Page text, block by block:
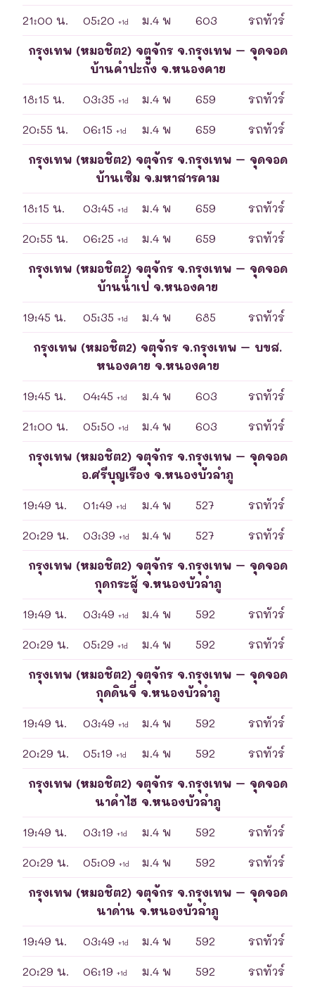
21:00 น. 05:20 +1d ม.4 พ 603 รถทัวร์
กรุงเทพ (หมอชิต2) จตุจักร จ.กรุงเทพ – จุดจอด
บ้านคำปะกั้ง จ.หนองคาย
18:15 น. 03:35 +1d ม.4 พ 659 รถทัวร์
20:55 น. 06:15 +1d ม.4 พ 659 รถทัวร์
กรุงเทพ (หมอชิต2) จตุจักร จ.กรุงเทพ – จุดจอด
บ้านเซิม จ.มหาสารคาม
18:15 น. 03:45 +1d ม.4 พ 659 รถทัวร์
20:55 น. 06:25 +1d ม.4 พ 659 รถทัวร์
กรุงเทพ (หมอชิต2) จตุจักร จ.กรุงเทพ – จุดจอด
บ้านน้ำเป จ.หนองคาย
19:45 น. 05:35 +1d ม.4 พ 685 รถทัวร์
กรุงเทพ (หมอชิต2) จตุจักร จ.กรุงเทพ – บขส.
หนองคาย จ.หนองคาย
19:45 น. 04:45 +1d ม.4 พ 603 รถทัวร์
21:00 น. 05:50 +1d ม.4 พ 603 รถทัวร์
กรุงเทพ (หมอชิต2) จตุจักร จ.กรุงเทพ – จุดจอด
อ.ศรีบุญเรือง จ.หนองบัวลำภู
19:49 น. 01:49 +1d ม.4 พ 527 รถทัวร์
20:29 น. 03:39 +1d ม.4 พ 527 รถทัวร์
กรุงเทพ (หมอชิต2) จตุจักร จ.กรุงเทพ – จุดจอด
กุดกระสู้ จ.หนองบัวลำภู
19:49 น. 03:49 +1d ม.4 พ 592 รถทัวร์
20:29 น. 05:29 +1d ม.4 พ 592 รถทัวร์
กรุงเทพ (หมอชิต2) จตุจักร จ.กรุงเทพ – จุดจอด
กุดดินจี่ จ.หนองบัวลำภู
19:49 น. 03:49 +1d ม.4 พ 592 รถทัวร์
20:29 น. 05:19 +1d ม.4 พ 592 รถทัวร์
กรุงเทพ (หมอชิต2) จตุจักร จ.กรุงเทพ – จุดจอด
นาคำไฮ จ.หนองบัวลำภู
19:49 น. 03:19 +1d ม.4 พ 592 รถทัวร์
20:29 น. 05:09 +1d ม.4 พ 592 รถทัวร์
กรุงเทพ (หมอชิต2) จตุจักร จ.กรุงเทพ – จุดจอด
นาด่าน จ.หนองบัวลำภู
19:49 น. 03:49 +1d ม.4 พ 592 รถทัวร์
20:29 น. 06:19 +1d ม.4 พ 592 รถทัวร์